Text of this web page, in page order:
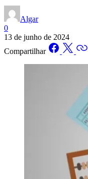
Algar
0
13 de junho de 2024
Compartilhar